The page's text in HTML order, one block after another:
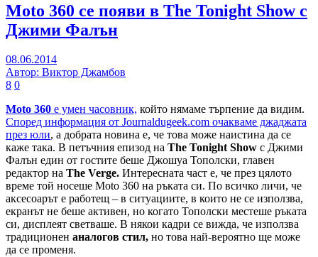
Moto 360 се появи в The Tonight Show с
Джими Фалън
08.06.2014
Автор: Виктор Джамбов
8 0
Moto 360 е умен часовник, който нямаме търпение да видим.
Според информация от Journaldugeek.com очакваме джаджата
през юли, а добрата новина е, че това може наистина да се
каже така. В петъчния епизод на The Tonight Show с Джими
Фалън един от гостите беше Джошуа Тополски, главен
редактор на The Verge. Интересната част е, че през цялото
време той носеше Moto 360 на ръката си. По всичко личи, че
аксесоарът е работещ – в ситуациите, в които не се използва,
екранът не беше активен, но когато Тополски местеше ръката
си, дисплеят светваше. В някои кадри се вижда, че използва
традиционен аналогов стил, но това най-вероятно ще може
да се променя.